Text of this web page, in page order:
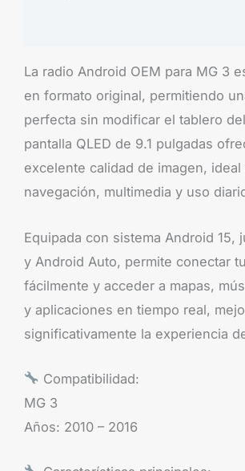
La radio Android OEM para MG 3
en formato original, permitiendo
perfecta sin modificar el tablero
pantalla QLED de 9.1 pulgadas
excelente calidad de imagen, ideal
navegación, multimedia y uso
Equipada con sistema Android 15,
y Android Auto, permite conectar
fácilmente y acceder a mapas,
y aplicaciones en tiempo real,
significativamente la experiencia
Compatibilidad:
MG 3
Años: 2010 – 2016